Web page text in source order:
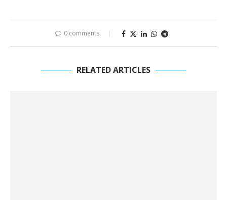
0 comments
RELATED ARTICLES